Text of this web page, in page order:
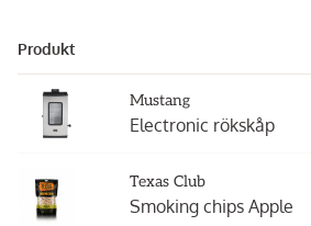
Produkt
Mustang
Electronic rökskåp
Texas Club
Smoking chips Apple